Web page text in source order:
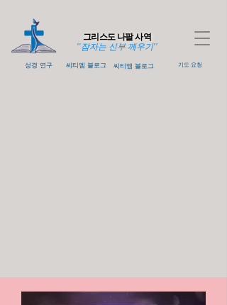
그리스도 나팔 사역
''잠자는 신부 깨우기''
기도 요청
성경 연구 씨티엠 블로그
씨티엠 블로그